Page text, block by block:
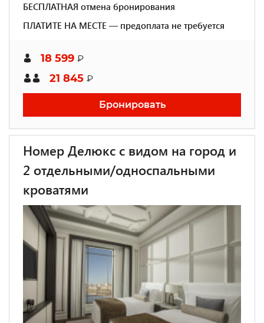
БЕСПЛАТНАЯ отмена бронирования
ПЛАТИТЕ НА МЕСТЕ — предоплата не требуется
18 599 ₽
21 845 ₽
Бронировать
Номер Делюкс с видом на город и
2 отдельными/односпальными
кроватями